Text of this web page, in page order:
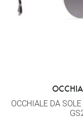
OCCHIALE DA